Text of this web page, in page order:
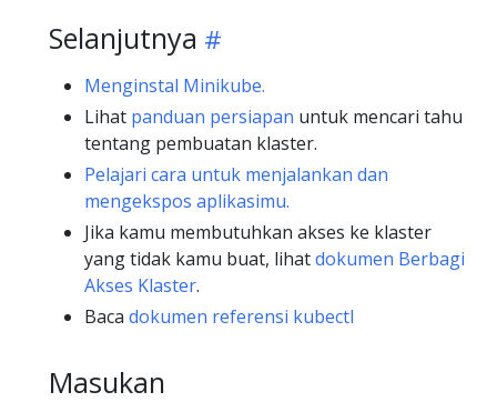
Selanjutnya
Menginstal Minikube.
Lihat panduan persiapan untuk mencari tahu
tentang pembuatan klaster.
Pelajari cara untuk menjalankan dan
mengekspos aplikasimu.
Jika kamu membutuhkan akses ke klaster
yang tidak kamu buat, lihatdokumen Berbagi
Akses Klaster.
Baca dokumen referensi kubectl
Masukan